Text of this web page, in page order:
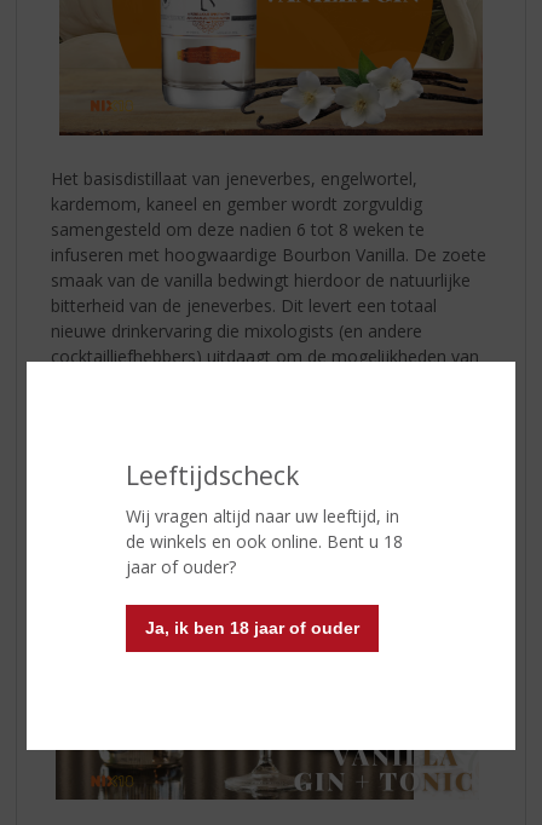
Leeftijdscheck
Wij vragen altijd naar uw leeftijd, in
de winkels en ook online. Bent u 18
jaar of ouder?
Ja, ik ben 18 jaar of ouder
Het basisdistillaat van jeneverbes, engelwortel,
kardemom, kaneel en gember wordt zorgvuldig
samengesteld om deze nadien 6 tot 8 weken te
infuseren met hoogwaardige Bourbon Vanilla. De zoete
smaak van de vanilla bedwingt hierdoor de natuurlijke
bitterheid van de jeneverbes. Dit levert een totaal
nieuwe drinkervaring die mixologists (en andere
cocktailliefhebbers) uitdaagt om de mogelijkheden van